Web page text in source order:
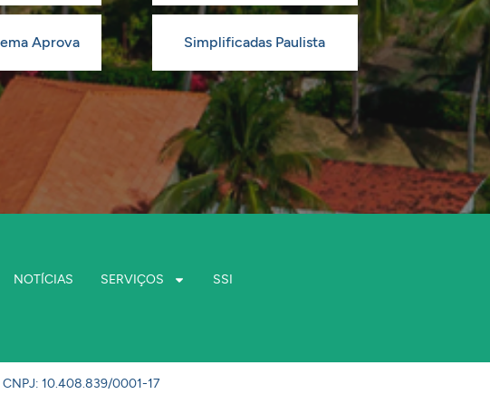
Aprova Simplificadas Paulista
NOTÍCIAS SERVIÇOS SSI
CNPJ: 10.408.839/0001-17